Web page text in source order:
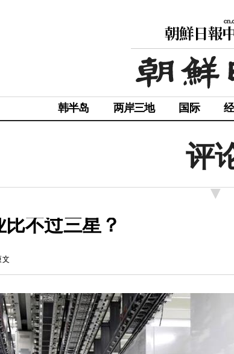
韩半岛 两岸三地 国际
评
不过三星？